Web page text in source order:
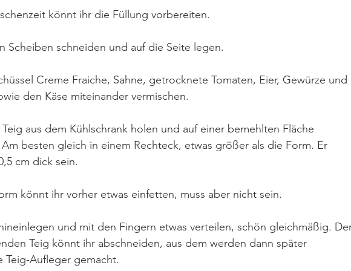
könnt ihr die Füllung vorbereiten.
Scheiben schneiden und auf die Seite legen.
Creme Fraiche, Sahne, getrocknete Tomaten, Eier, Gewürze und
den Käse miteinander vermischen.
aus dem Kühlschrank holen und auf einer bemehlten Fläche
besten gleich in einem Rechteck, etwas größer als die Form. Er
cm dick sein.
könnt ihr vorher etwas einfetten, muss aber nicht sein.
und mit den Fingern etwas verteilen, schön gleichmäßig.
Teig könnt ihr abschneiden, aus dem werden dann später
Teig-Aufleger gemacht.